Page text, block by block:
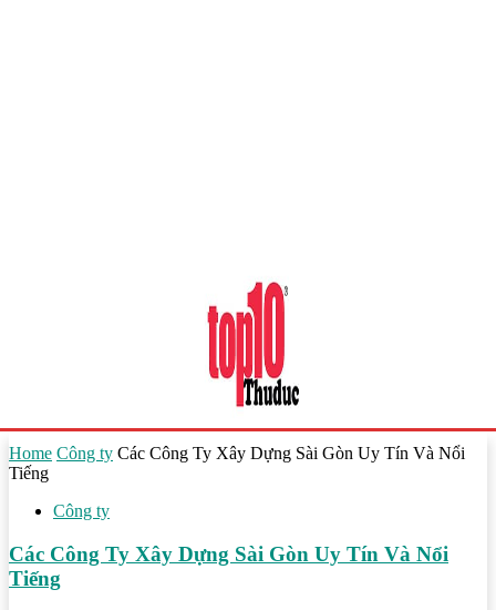
Home Công ty Các Công Ty Xây Dựng Sài Gòn Uy Tín Và Nổi
Tiếng
Công ty
Các Công Ty Xây Dựng Sài Gòn Uy Tín Và Nổi
Tiếng